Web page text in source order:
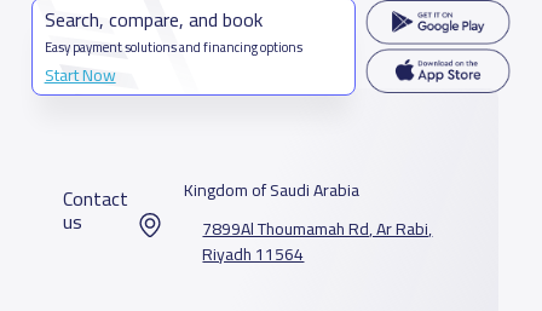
Search, compare, and book
Easy payment solutions and financing options
Start Now
Contact
us
Kingdom of Saudi Arabia
7899Al Thoumamah Rd, Ar Rabi,
Riyadh 11564